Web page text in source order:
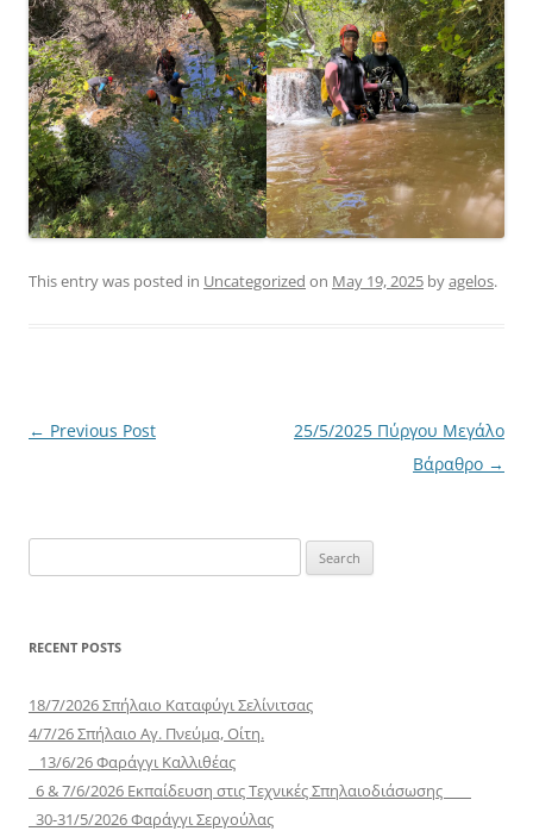
This entry was posted in Uncategorized on May 19, 2025 byagelos.
Post
← Previous Post
25/5/2025 Πύργου Μεγάλο
Βάραθρο →
for:
RECENT POSTS
18/7/2026 Σπήλαιο Καταφύγι Σελίνιτσας
4/7/26 Σπήλαιο Αγ. Πνεύμα, Οίτη.
13/6/26 Φαράγγι Καλλιθέας
6 & 7/6/2026 Εκπαίδευση στις Τεχνικές Σπηλαιοδιάσωσης
30-31/5/2026 Φαράγγι Σεργούλας